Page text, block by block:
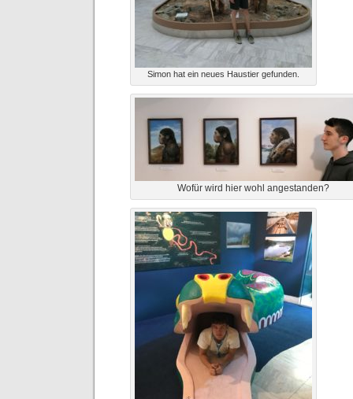
Simon hat ein neues Haustier gefunden.
Wofür wird hier wohl angestanden?